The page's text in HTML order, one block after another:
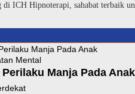
di ICH Hipnoterapi, sahabat terbaik
Mental
Manja Pada Anak